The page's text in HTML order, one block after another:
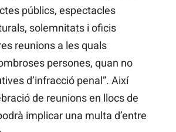
públics, espectacles
solemnitats i oficis
reunions a les quals
persones, quan no
d’infracció penal”. Així
de reunions en llocs de
implicar una multa d’entre